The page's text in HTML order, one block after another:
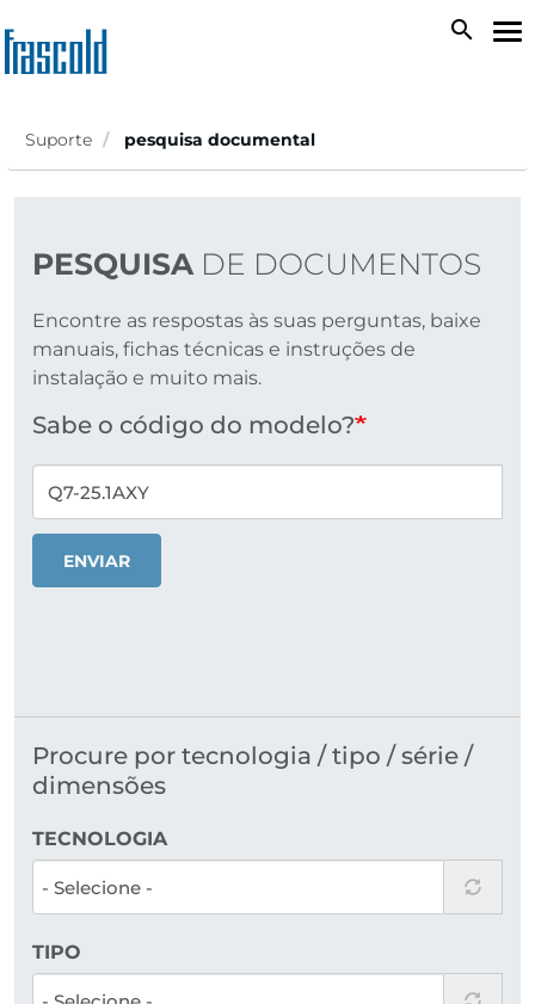
para
o
principal
search
Suporte pesquisa documental
PESQUISADE DOCUMENTOS
Encontre as respostas às suas perguntas, baixe
manuais, fichas técnicas e instruções de
instalação e muito mais.
Sabe o código do modelo?
ENVIAR
Procure por tecnologia / tipo / série /
dimensões
TECNOLOGIA
TIPO